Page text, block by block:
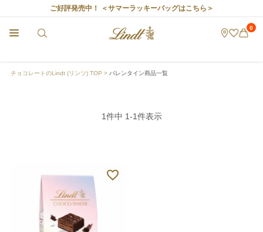
ご好評発売中！ ＜サマーラッキーバッグはこちら＞
0
チョコレートのLindt (リンツ) TOP バレンタイン商品一覧
1件中 1-1件表示